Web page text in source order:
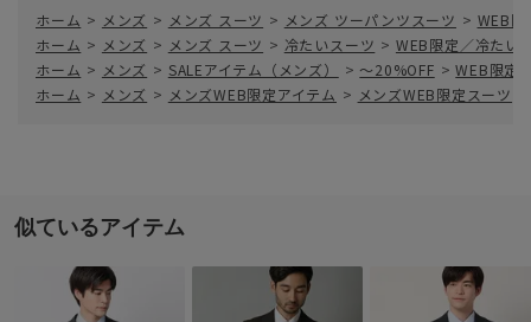
ホーム > メンズ > メンズ スーツ > メンズ ツーパンツスーツ > WEB
ホーム > メンズ > メンズ スーツ > 冷たいスーツ > WEB限定／冷たい
ホーム > メンズ > SALEアイテム（メンズ） > ～20%OFF > WEB限定
ホーム > メンズ > メンズWEB限定アイテム > メンズWEB限定スーツ